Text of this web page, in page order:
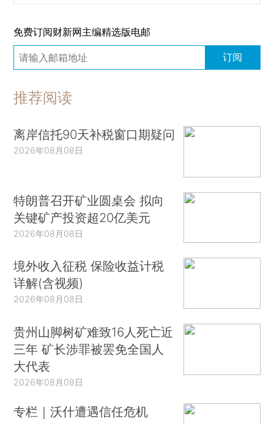
免费订阅财新网主编精选版电邮
订阅
推荐阅读
离岸信托90天补税窗口期疑问
2026年08月08日
特朗普召开矿业圆桌会 拟向
关键矿产投资超20亿美元
2026年08月08日
境外收入征税 保险收益计税
详解(含视频)
2026年08月08日
贵州山脚树矿难致16人死亡近
三年 矿长涉罪被罢免全国人
大代表
2026年08月08日
专栏｜沃什遭遇信任危机